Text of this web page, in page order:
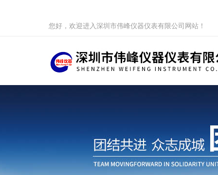
您好，欢迎进入深圳市伟峰仪器仪表有限公司网站！